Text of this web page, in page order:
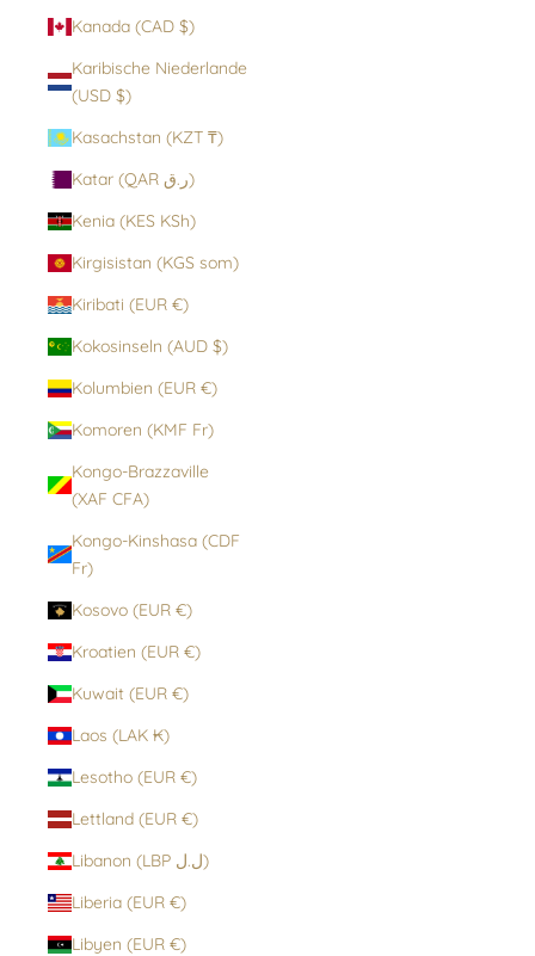
Kanada (CAD $)
Karibische Niederlande
(USD $)
Kasachstan (KZT ₸)
Katar (QAR ر.ق)
Kenia (KES KSh)
Kirgisistan (KGS som)
Kiribati (EUR €)
Kokosinseln (AUD $)
Kolumbien (EUR €)
Komoren (KMF Fr)
Kongo-Brazzaville
(XAF CFA)
Kongo-Kinshasa (CDF
Fr)
Kosovo (EUR €)
Kroatien (EUR €)
Kuwait (EUR €)
Laos (LAK ₭)
Lesotho (EUR €)
Lettland (EUR €)
Libanon (LBP ل.ل)
Liberia (EUR €)
Libyen (EUR €)